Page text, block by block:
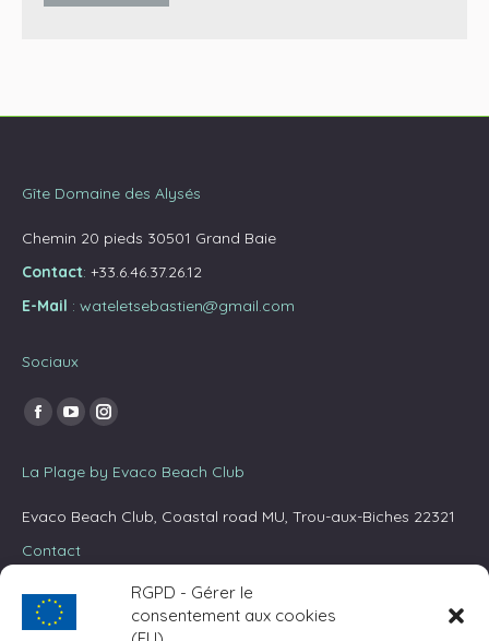
RGPD - Gérer le
consentement aux cookies
Gîte Domaine des Alysés
Chemin 20 pieds 30501 Grand Baie
Contact: +33.6.46.37.26.12
E-Mail : wateletsebastien@gmail.com
Sociaux
Trouvez nous sur :
La
Facebook
s'ouvre
une
nouvelle
fenêtre
La
YouTube
s'ouvre
une
nouvelle
La
Instagram
s'ouvre
une
nouvelle
fenêtre
La Plage by Evaco Beach Club
Evaco Beach Club, Coastal road MU, Trou-aux-Biches 22321
Contact
Trouvez nous sur :
La
La